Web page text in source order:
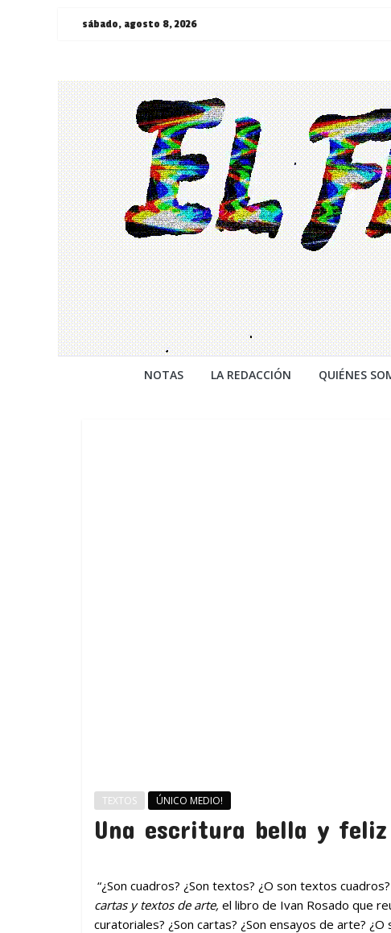
Saltarsábado, agosto 8, 2026
¯\_(ツ)_/
¯
NOTAS LA REDACCIÓN QUIÉNES
TEXTOS ÚNICO MEDIO!
Una escritura bella y feliz
“¿Son cuadros? ¿Son textos? ¿O son textos
cartas y textos de arte, el libro de Ivan Rosado que
curatoriales? ¿Son cartas? ¿Son ensayos de arte?